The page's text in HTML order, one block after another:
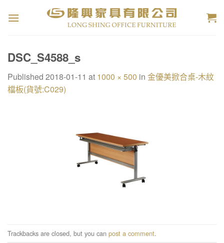
DSC_S4588_s
Published 2018-01-11 at 1000 × 500 in 金優美掀合桌-木紋
檔板(貨號:C029)
Trackbacks are closed, but you can post a comment.